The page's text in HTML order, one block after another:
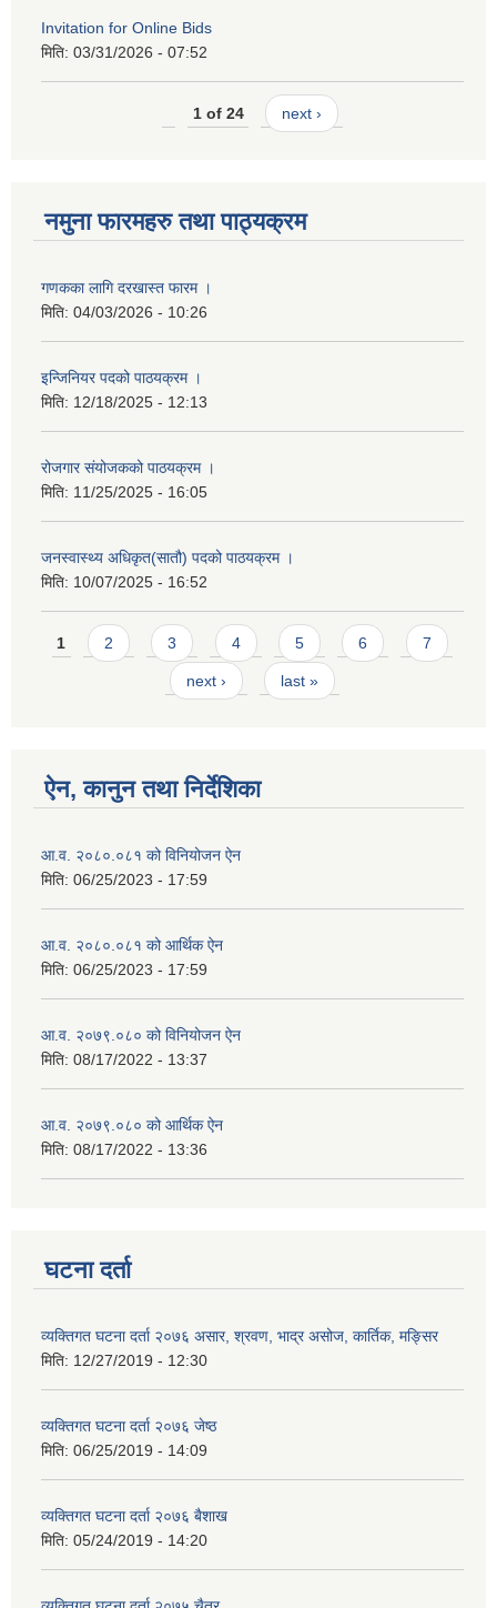
Invitation for Online Bids
मिति: 03/31/2026 - 07:52
1 of 24 next ›
नमुना फारमहरु तथा पाठ्यक्रम
गणकका लागि दरखास्त फारम ।
मिति: 04/03/2026 - 10:26
इन्जिनियर पदको पाठयक्रम ।
मिति: 12/18/2025 - 12:13
रोजगार संयोजकको पाठयक्रम ।
मिति: 11/25/2025 - 16:05
जनस्वास्थ्य अधिकृत(सातौ) पदको पाठयक्रम ।
मिति: 10/07/2025 - 16:52
Pages
1 2 3 4 5 6 7
next › last »
ऐन, कानुन तथा निर्देशिका
आ.व. २०८०.०८१ को विनियोजन ऐन
मिति: 06/25/2023 - 17:59
आ.व. २०८०.०८१ को आर्थिक ऐन
मिति: 06/25/2023 - 17:59
आ.व. २०७९.०८० को विनियोजन ऐन
मिति: 08/17/2022 - 13:37
आ.व. २०७९.०८० को आर्थिक ऐन
मिति: 08/17/2022 - 13:36
घटना दर्ता
व्यक्तिगत घटना दर्ता २०७६ असार, श्रवण, भाद्र असोज, कार्तिक, मङ्सिर
मिति: 12/27/2019 - 12:30
व्यक्तिगत घटना दर्ता २०७६ जेष्ठ
मिति: 06/25/2019 - 14:09
व्यक्तिगत घटना दर्ता २०७६ बैशाख
मिति: 05/24/2019 - 14:20